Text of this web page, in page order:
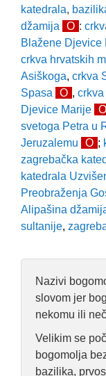
katedrala,
džamija
O :
Blažene Djevice
crkva hrvatskih
Asiškoga, crkva
Spasa
O ,
Djevice Marije O
svetoga Petra u
Jeruzalemu
O ;
zagrebačka
katedrala
Preobraženja
Alipašina
sultanije,
Nazivi
slovom jer
nekomu ili
Velikim se
bogomolja
bazilika,